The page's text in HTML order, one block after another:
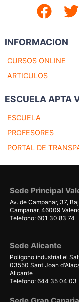
INFORMACION
CURSOS ONLINE
ARTICULOS
ESCUELA APTA
ESCUELA
PROFESORES
PORTAL DE
Sede Principal
Av. de Campanar, 37,
Campanar, 46009
Telefono: 601 30 83 74
Sede Alicante
Polígono industrial el
03550 Sant Joan
Alicante
Telefono: 644 35 04 03